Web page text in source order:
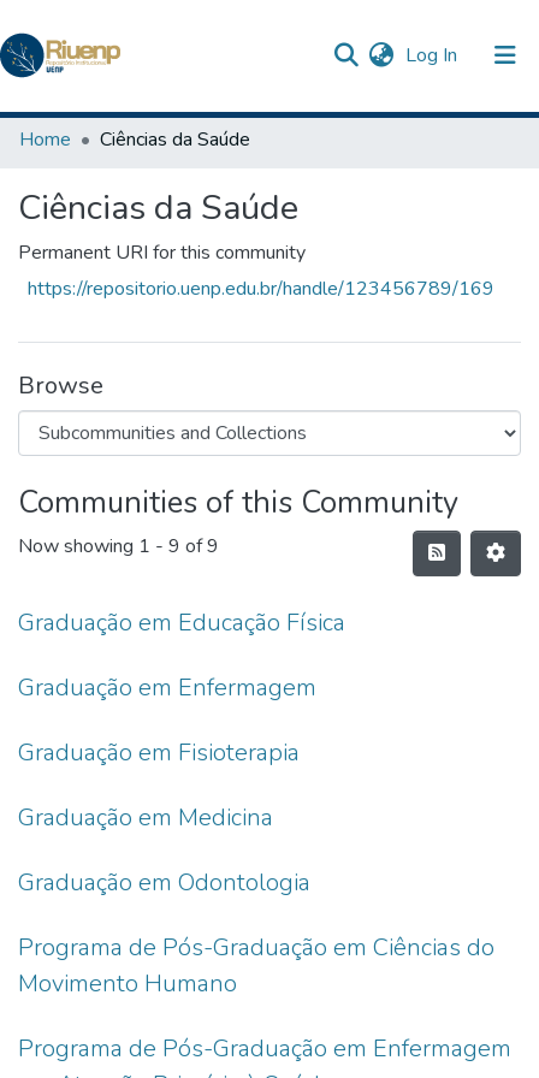
Log In (current)
Communities & Collections
The Repository
Home Ciências da Saúde
Ciências da Saúde
Permanent URI for this community
https://repositorio.uenp.edu.br/handle/123456789/169
Browse
Communities of this Community
Now showing 1 - 9 of 9
Graduação em Educação Física
Graduação em Enfermagem
Graduação em Fisioterapia
Graduação em Medicina
Graduação em Odontologia
Programa de Pós-Graduação em Ciências do
Movimento Humano
Programa de Pós-Graduação em Enfermagem